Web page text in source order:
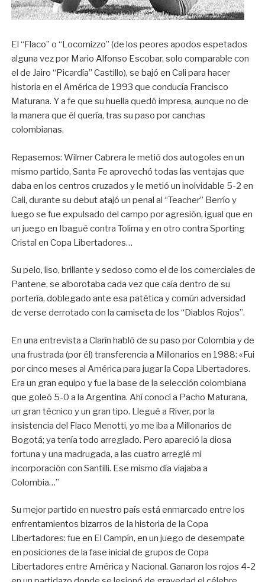
El “Flaco” o “Locomizzo” (de los peores apodos espetados
alguna vez por Mario Alfonso Escobar, solo comparable con
el de Jairo “Picardía” Castillo), se bajó en Cali para hacer
historia en el América de 1993 que conducía Francisco
Maturana. Y a fe que su huella quedó impresa, aunque no de
la manera que él quería, tras su paso por canchas
colombianas.
Repasemos: Wilmer Cabrera le metió dos autogoles en un
mismo partido, Santa Fe aprovechó todas las ventajas que
daba en los centros cruzados y le metió un inolvidable 5-2 en
Cali, durante su debut atajó un penal al “Teacher” Berrío y
luego se fue expulsado del campo por agresión, igual que en
un juego en Ibagué contra Tolima y en otro contra Sporting
Cristal en Copa Libertadores…
Su pelo, liso, brillante y sedoso como el de los comerciales de
Pantene, se alborotaba cada vez que caía dentro de su
portería, doblegado ante esa patética y común adversidad
de verse derrotado con la camiseta de los “Diablos Rojos”.
En una entrevista a Clarín habló de su paso por Colombia y de
una frustrada (por él) transferencia a Millonarios en 1988: «Fui
por cinco meses al América para jugar la Copa Libertadores.
Era un gran equipo y fue la base de la selección colombiana
que goleó 5-0 a la Argentina. Ahí conocí a Pacho Maturana,
un gran técnico y un gran tipo. Llegué a River, por la
insistencia del Flaco Menotti, yo me iba a Millonarios de
Bogotá; ya tenía todo arreglado. Pero apareció la diosa
fortuna y una madrugada, a las cuatro arreglé mi
incorporación con Santilli. Ese mismo día viajaba a
Colombia…”
Su mejor partido en nuestro país está enmarcado entre los
enfrentamientos bizarros de la historia de la Copa
Libertadores: fue en El Campín, en un juego de desempate
en posiciones de la fase inicial de grupos de Copa
Libertadores entre América y Nacional. Ganaron los rojos 4-2